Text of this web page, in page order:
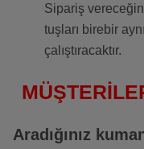
Sipariş
tuşları birebir
çalıştıracaktır.
Aradığınız